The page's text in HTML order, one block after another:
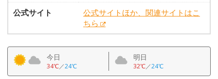
公式サイト
公式サイトほか、関連サイトはこ
ちら
今日
34℃／24℃
明日
32℃／24℃